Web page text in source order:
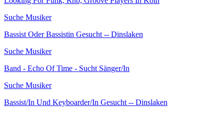
Suche Musiker
Bassist Oder Bassistin Gesucht -- Dinslaken
Suche Musiker
Band - Echo Of Time - Sucht Sänger/In
Suche Musiker
Bassist/In Und Keyboarder/In Gesucht -- Dinslaken